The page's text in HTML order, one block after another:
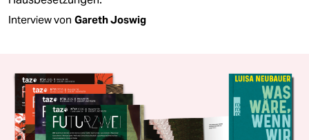
Interview von Gareth Joswig